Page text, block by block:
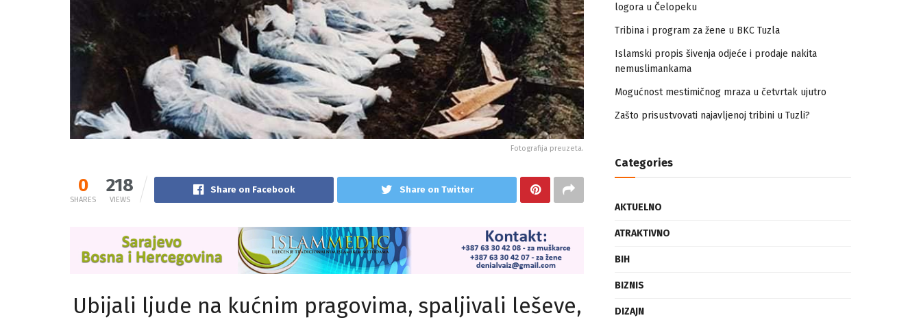
Fotografija preuzeta.
0
SHARES
218
VIEWS
Share on Facebook Share on Twitter
Ubijali ljude na kućnim pragovima, spaljivali leševe,
logora u Čelopeku
Tribina i program za žene u BKC Tuzla
Islamski propis šivenja odjeće i prodaje nakita
nemuslimankama
Mogućnost mestimičnog mraza u četvrtak ujutro
Zašto prisustvovati najavljenoj tribini u Tuzli?
Categories
AKTUELNO
ATRAKTIVNO
BIH
BIZNIS
DIZAJN